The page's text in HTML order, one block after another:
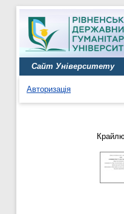
Сайт Університету
Авторизація